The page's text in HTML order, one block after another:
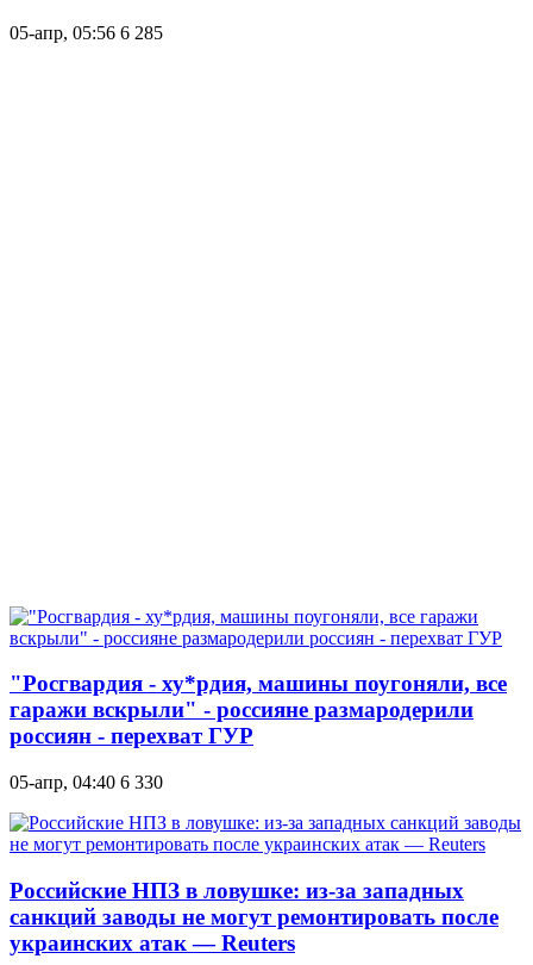
05-апр, 05:56 6 285
"Росгвардия - ху*рдия, машины поугоняли, все
гаражи вскрыли" - россияне размародерили
россиян - перехват ГУР
05-апр, 04:40 6 330
Российские НПЗ в ловушке: из-за западных
санкций заводы не могут ремонтировать после
украинских атак — Reuters